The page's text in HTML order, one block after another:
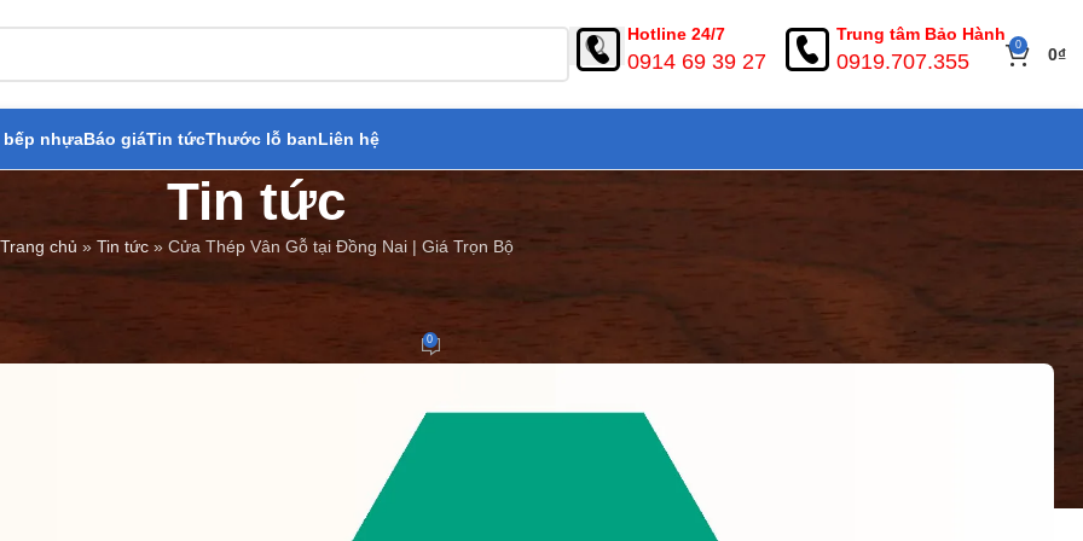
Hotline 24/7
0914 69 39 27
Trung tâm Bảo Hành
0919.707.355
0 0₫
bếp nhựaBáo giáTin tứcThước lỗ banLiên hệ
Tin tức
Trang chủ » Tin tức» Cửa Thép Vân Gỗ tại Đồng Nai | Giá Trọn Bộ
Vân Gỗ tại Đồng Nai | Giá Trọn Bộ
0